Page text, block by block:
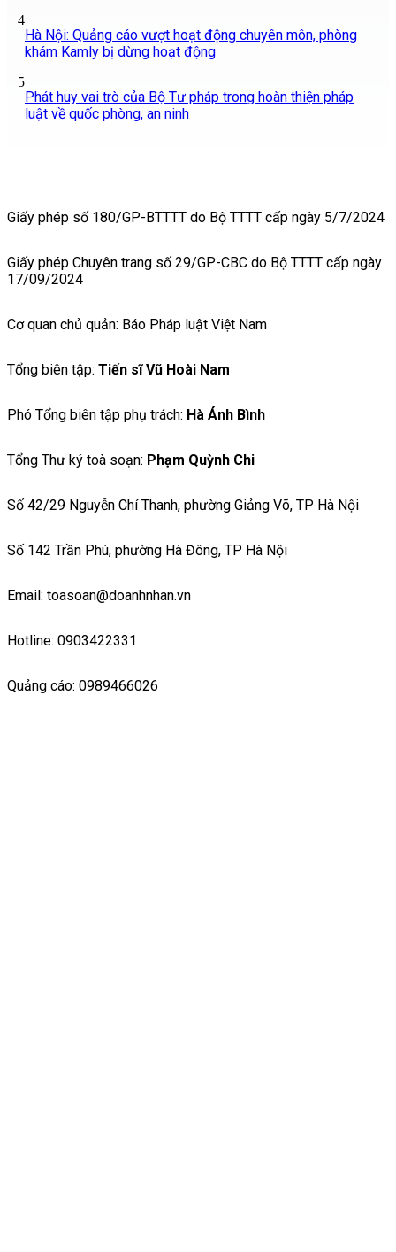
4
Hà Nội: Quảng cáo vượt hoạt động chuyên môn, phòng
khám Kamly bị dừng hoạt động
5
Phát huy vai trò của Bộ Tư pháp trong hoàn thiện pháp
luật về quốc phòng, an ninh
Giấy phép số 180/GP-BTTTT do Bộ TTTT cấp ngày 5/7/2024
Giấy phép Chuyên trang số 29/GP-CBC do Bộ TTTT cấp ngày
17/09/2024
Cơ quan chủ quản: Báo Pháp luật Việt Nam
Tổng biên tập: Tiến sĩ Vũ Hoài Nam
Phó Tổng biên tập phụ trách: Hà Ánh Bình
Tổng Thư ký toà soạn: Phạm Quỳnh Chi
Số 42/29 Nguyễn Chí Thanh, phường Giảng Võ, TP Hà Nội
Số 142 Trần Phú, phường Hà Đông, TP Hà Nội
Email: toasoan@doanhnhan.vn
Hotline: 0903422331
Quảng cáo: 0989466026